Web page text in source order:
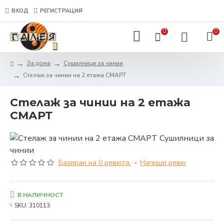
ВХОД РЕГИСТРАЦИЯ
0 0
За дома
Сушилници за чинии
Стелаж за чинии на 2 етажа СМАРТ
Стелаж за чинии на 2 етажа
СМАРТ
Базиран на 0 ревюта. - Напиши ревю
В НАЛИЧНОСТ
SKU: 310113